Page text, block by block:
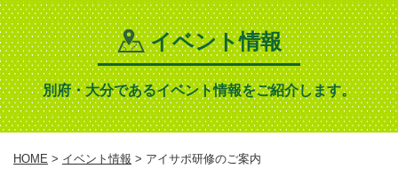
イベント情報
別府・大分であるイベント情報をご紹介します。
HOME > イベント情報 > アイサポ研修のご案内